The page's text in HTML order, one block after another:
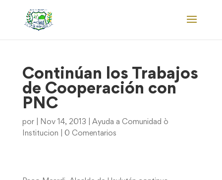
Continúan los Trabajos
de Cooperación con
PNC
por Nov 14, 2013
Ayuda a Comunidad ò
Institucion
0 Comentarios